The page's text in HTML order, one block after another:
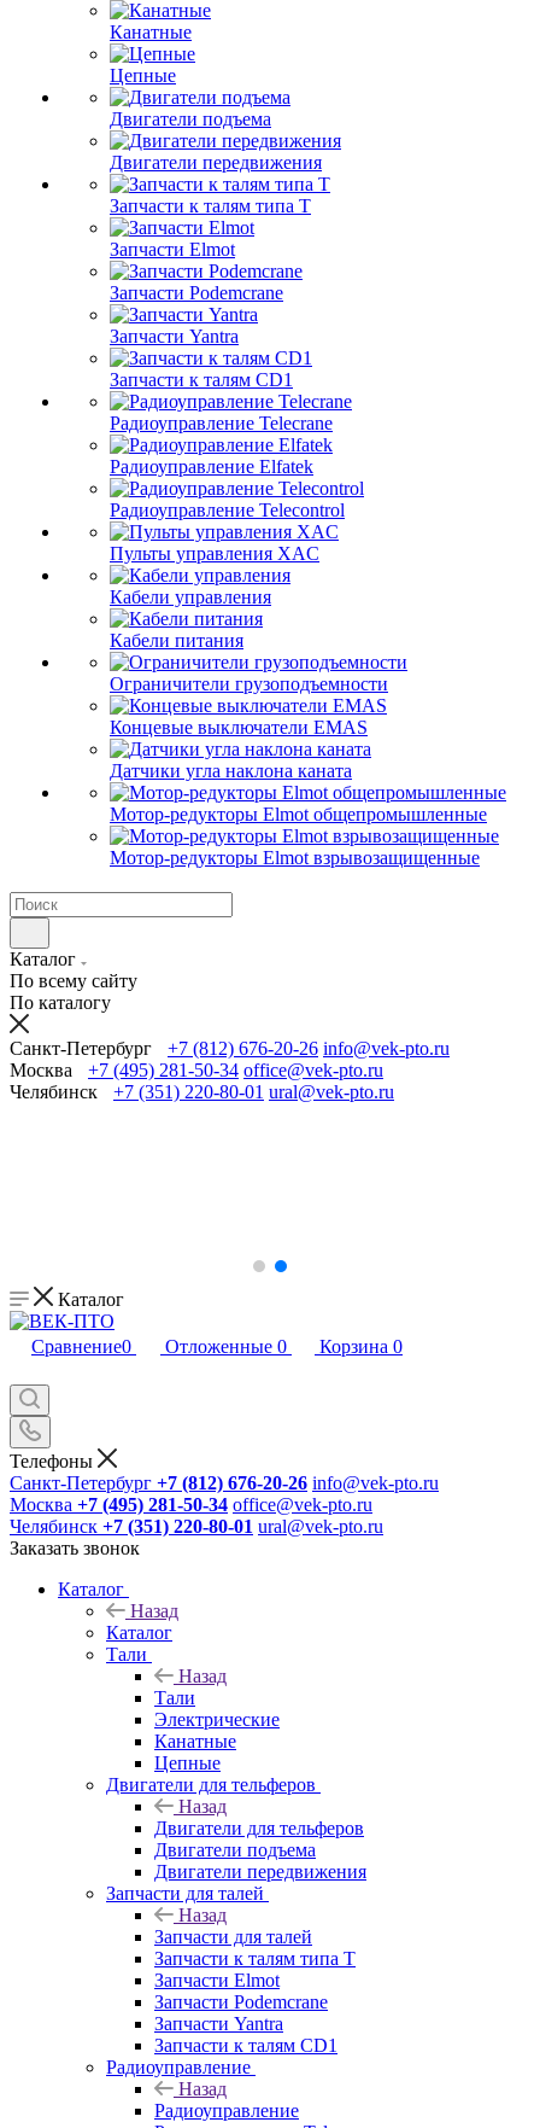
Канатные
Цепные
Двигатели подъема
Двигатели передвижения
Запчасти к талям типа Т
Запчасти Elmot
Запчасти Podemcrane
Запчасти Yantra
Запчасти к талям CD1
Радиоуправление Telecrane
Радиоуправление Elfatek
Радиоуправление Telecontrol
Пульты управления XAC
Кабели управления
Кабели питания
Ограничители грузоподъемности
Концевые выключатели EMAS
Датчики угла наклона каната
Мотор-редукторы Elmot общепромышленные
Мотор-редукторы Elmot взрывозащищенные
Каталог
По всему сайту
По каталогу
Санкт-Петербург +7 (812) 676-20-26 info@vek-pto.ru
Москва
+7 (495) 281-50-34 office@vek-pto.ru
Челябинск
+7 (351) 220-80-01 ural@vek-pto.ru
Каталог
Сравнение0 Отложенные 0 Корзина 0
Телефоны
Санкт-Петербург +7 (812) 676-20-26 info@vek-pto.ru
Москва +7 (495) 281-50-34 office@vek-pto.ru
Челябинск +7 (351) 220-80-01 ural@vek-pto.ru
Заказать звонок
Каталог
Назад
Каталог
Тали
Назад
Тали
Электрические
Канатные
Цепные
Двигатели для тельферов
Назад
Двигатели для тельферов
Двигатели подъема
Двигатели передвижения
Запчасти для талей
Назад
Запчасти для талей
Запчасти к талям типа Т
Запчасти Elmot
Запчасти Podemcrane
Запчасти Yantra
Запчасти к талям CD1
Радиоуправление
Назад
Радиоуправление